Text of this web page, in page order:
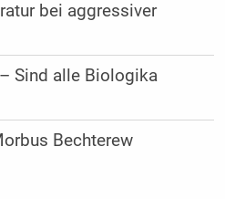
bei aggressiver
Sind alle Biologika
Bechterew